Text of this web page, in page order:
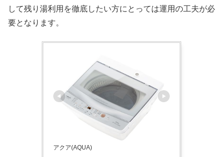
して残り湯利用を徹底したい方にとっては運用の工夫が必
要となります。
アクア(AQUA)